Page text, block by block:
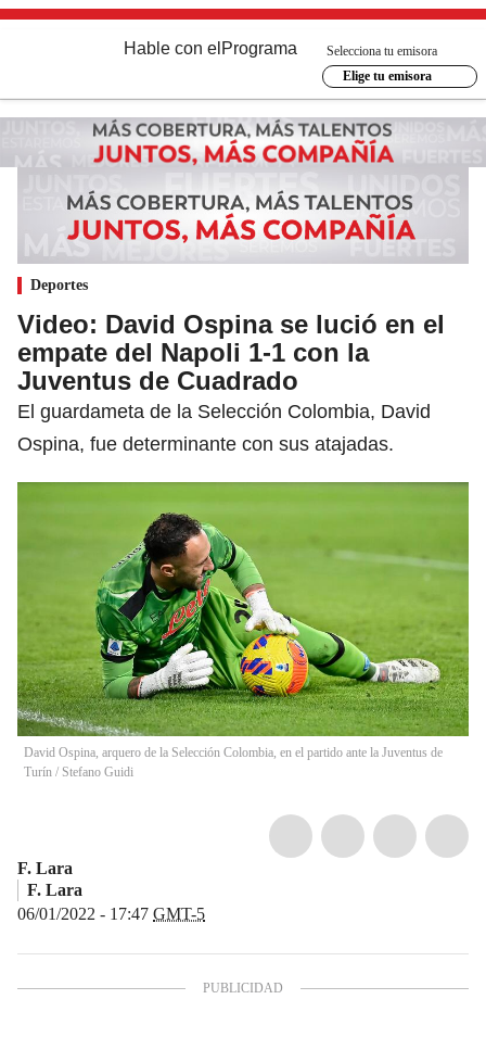
Hable con el Programa
Selecciona tu emisora
Elige tu emisora
Deportes
Video: David Ospina se lució en el
empate del Napoli 1-1 con la
Juventus de Cuadrado
El guardameta de la Selección Colombia, David
Ospina, fue determinante con sus atajadas.
David Ospina, arquero de la Selección Colombia, en el partido ante la Juventus de
Turín / Stefano Guidi
F. Lara
F. Lara
06/01/2022 - 17:47 GMT-5